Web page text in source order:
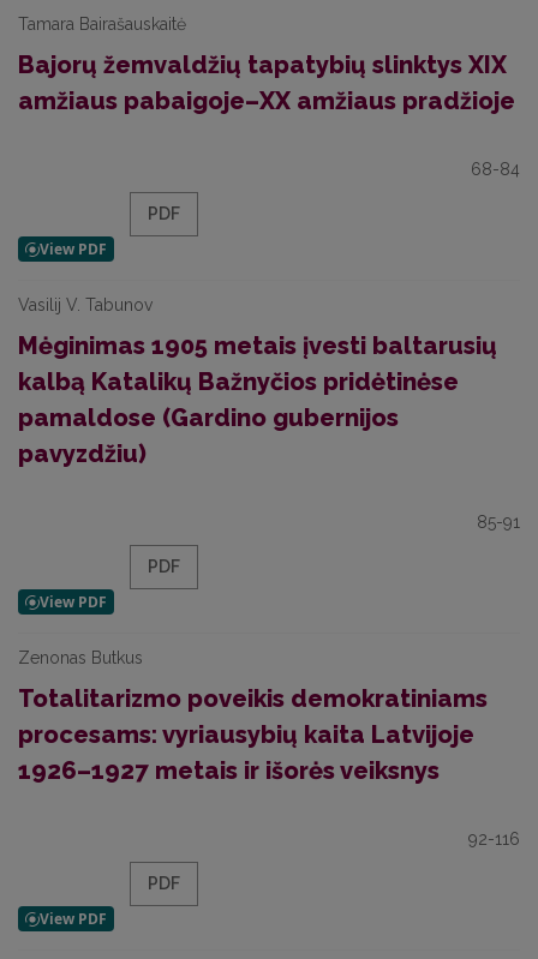
Tamara Bairašauskaitė
Bajorų žemvaldžių tapatybių slinktys XIX
amžiaus pabaigoje–XX amžiaus pradžioje
68-84
PDF
Vasilij V. Tabunov
Mėginimas 1905 metais įvesti baltarusių
kalbą Katalikų Bažnyčios pridėtinėse
pamaldose (Gardino gubernijos
pavyzdžiu)
85-91
PDF
Zenonas Butkus
Totalitarizmo poveikis demokratiniams
procesams: vyriausybių kaita Latvijoje
1926–1927 metais ir išorės veiksnys
92-116
PDF